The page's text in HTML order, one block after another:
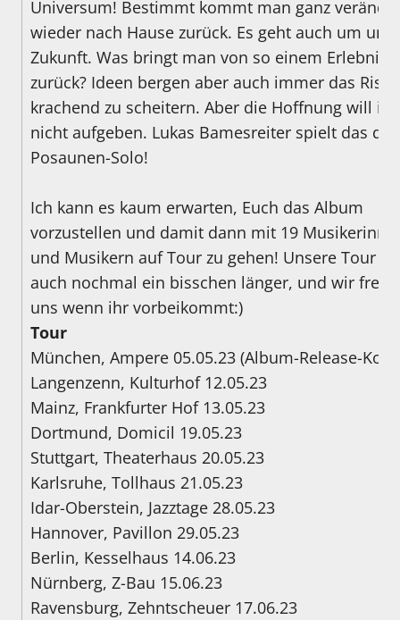
Universum! Bestimmt kommt man ganz
wieder nach Hause zurück. Es geht auch um
Zukunft. Was bringt man von so einem Erlebnis
zurück? Ideen bergen aber auch immer das
krachend zu scheitern. Aber die Hoffnung will ich
nicht aufgeben. Lukas Bamesreiter spielt das das
Posaunen-Solo!
Ich kann es kaum erwarten, Euch das Album
vorzustellen und damit dann mit 19
und Musikern auf Tour zu gehen! Unsere Tour
auch nochmal ein bisschen länger, und wir
uns wenn ihr vorbeikommt:)
Tour
München, Ampere 05.05.23 (Album-Release-
Langenzenn, Kulturhof 12.05.23
Mainz, Frankfurter Hof 13.05.23
Dortmund, Domicil 19.05.23
Stuttgart, Theaterhaus 20.05.23
Karlsruhe, Tollhaus 21.05.23
Idar-Oberstein, Jazztage 28.05.23
Hannover, Pavillon 29.05.23
Berlin, Kesselhaus 14.06.23
Nürnberg, Z-Bau 15.06.23
Ravensburg, Zehntscheuer 17.06.23